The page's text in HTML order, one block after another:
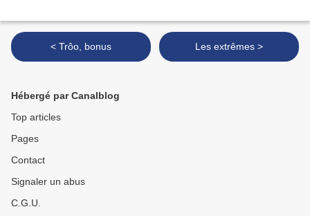
< Trôo, bonus Les extrêmes >
Hébergé par Canalblog
Top articles
Pages
Contact
Signaler un abus
C.G.U.